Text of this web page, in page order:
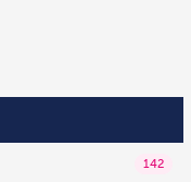
142